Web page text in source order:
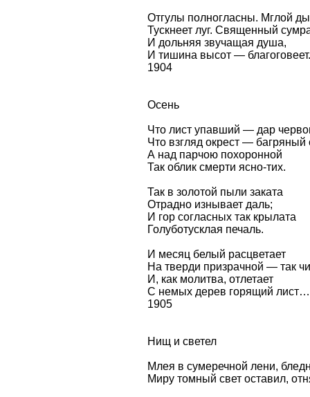
Отгулы полногласны. Мглой
Тускнеет луг. Священный
И дольняя звучащая душа,
И тишина высот — благоговеет.
1904
Осень
Чтo лист упавший — дар
Чтo взгляд окрест —
А над парчою похоронной
Так облик смерти ясно-тих.
Так в золотой пыли заката
Отрадно изнывает даль;
И гор согласных так крылата
Голуботусклая печаль.
И месяц белый расцветает
На тверди призрачной — так
И, как молитва, отлетает
С немых дерев горящий лист…
1905
Нищ и светел
Млея в сумеречной лени,
Миру томный свет оставил,